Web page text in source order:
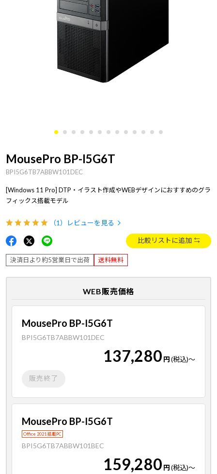
MousePro BP-I5G6T
BPI5G6TB7ABBW101DEC
[Windows 11 Pro] DTP・イラスト作成やWEBデザインにおすすめのグラ
フィックス搭載モデル
（1） レビューを見る
比較リストに追加
決済日より約5営業日で出荷 送料無料
WEB販売価格
MousePro BP-I5G6T
BPI5G6TB7ABBW101DEC
137,280 円(税込)～
販売終了
MousePro BP-I5G6T
Office 2021 搭載PC
BPI5G6TB7ABBW101BEC
159,280 円(税込)～